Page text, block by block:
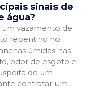
sinais de
água?
um vazamento de
repentino no
úmidas nas
odor de esgoto e
de um
contratar um